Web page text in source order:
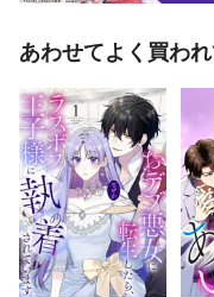
あわせてよく買わ